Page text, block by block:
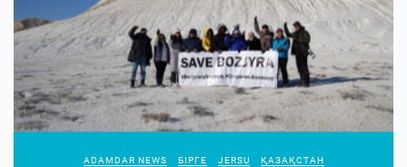
ADAMDAR NEWS БІРГЕ JERSU ҚАЗАҚСТАН